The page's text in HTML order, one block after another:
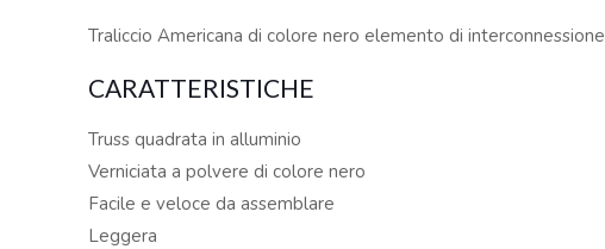
Traliccio Americana di colore nero elemento di interconnessione
CARATTERISTICHE
Truss quadrata in alluminio
Verniciata a polvere di colore nero
Facile e veloce da assemblare
Leggera